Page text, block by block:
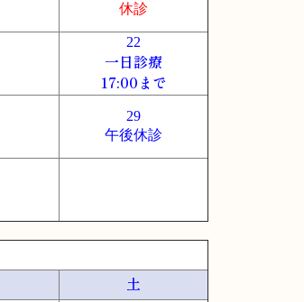
休診
22
一日診療
17:00まで
29
午後休診
土